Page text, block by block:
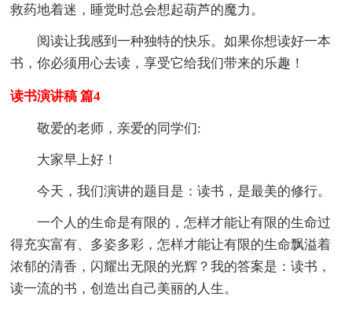
救药地着迷，睡觉时总会想起葫芦的魔力。
阅读让我感到一种独特的快乐。如果你想读好一本
书，你必须用心去读，享受它给我们带来的乐趣！
读书演讲稿 篇4
敬爱的老师，亲爱的同学们:
大家早上好！
今天，我们演讲的题目是：读书，是最美的修行。
一个人的生命是有限的，怎样才能让有限的生命过
得充实富有、多姿多彩，怎样才能让有限的生命飘溢着
浓郁的清香，闪耀出无限的光辉？我的答案是：读书，
读一流的书，创造出自己美丽的人生。